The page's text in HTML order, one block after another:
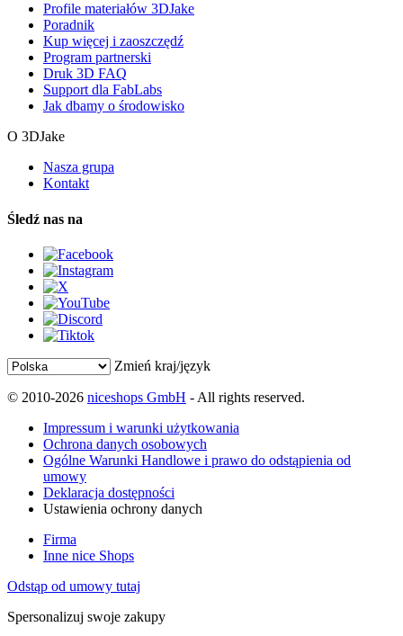
Profile materiałów 3DJake
Poradnik
Kup więcej i zaoszczędź
Program partnerski
Druk 3D FAQ
Support dla FabLabs
Jak dbamy o środowisko
O 3DJake
Nasza grupa
Kontakt
Śledź nas na
Zmień kraj/język
© 2010-2026 niceshops GmbH - All rights reserved.
Impressum i warunki użytkowania
Ochrona danych osobowych
Ogólne Warunki Handlowe i prawo do odstąpienia od
umowy
Deklaracja dostępności
Ustawienia ochrony danych
Firma
Inne nice Shops
Odstąp od umowy tutaj
Spersonalizuj swoje zakupy